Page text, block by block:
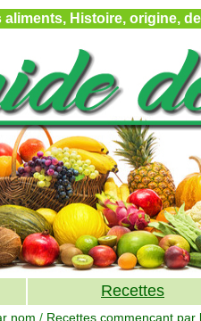
aliments, Histoire, origine,
Recettes
nom / Recettes commençant par